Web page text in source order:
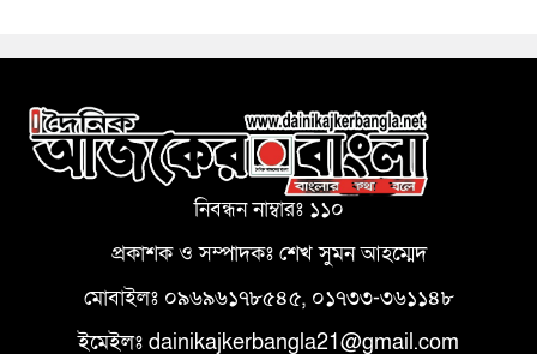
নিবন্ধন নাম্বারঃ ১১০
প্রকাশক ও সম্পাদকঃ শেখ সুমন আহম্মেদ
মোবাইলঃ ০৯৬৯৬১৭৮৫৪৫, ০১৭৩৩-৩৬১১৪৮
ইমেইলঃ dainikajkerbangla21@gmail.com